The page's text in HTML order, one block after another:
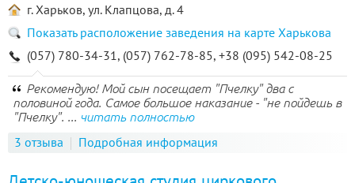
г. Харьков, ул. Клапцова, д. 4
Показать расположение заведения на карте Харькова
(057) 780-34-31, (057) 762-78-85, +38 (095) 542-08-25
Рекомендую! Мой сын посещает "Пчелку" два с
половиной года. Самое большое наказание - "не пойдешь в
"Пчелку". ... читать полностью
3 отзыва Подробная информация